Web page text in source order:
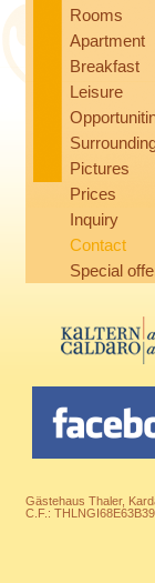
Rooms
Apartment
Breakfast
Leisure
Pictures
Prices
Inquiry
Contact
Special
Gästehaus Thaler,
C.F.: